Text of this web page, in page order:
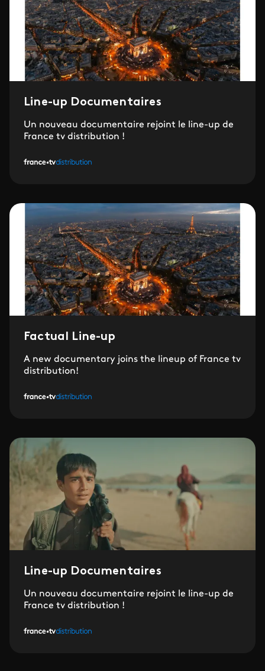
Line-up Documentaires
Un nouveau documentaire rejoint le line-up de
France tv distribution !
Factual Line-up
A new documentary joins the lineup of France tv
distribution!
Line-up Documentaires
Un nouveau documentaire rejoint le line-up de
France tv distribution !